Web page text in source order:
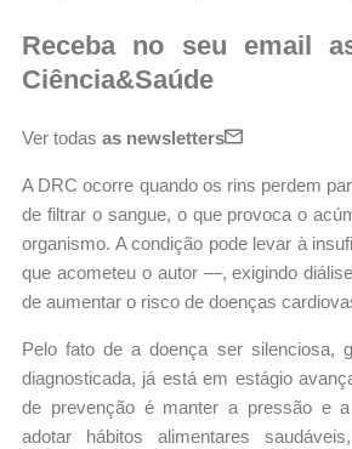
Receba no seu email
Ciência&Saúde
Ver todas as newsletters
A DRC ocorre quando os rins perdem
de filtrar o sangue, o que provoca o
organismo. A condição pode levar à
que acometeu o autor —, exigindo
de aumentar o risco de doenças
Pelo fato de a doença ser silenciosa,
diagnosticada, já está em estágio
de prevenção é manter a pressão e a
adotar hábitos alimentares